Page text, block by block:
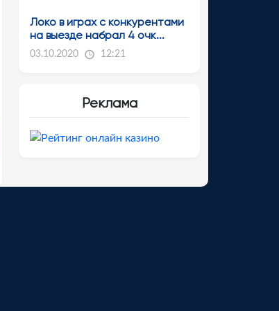
Локо в играх с конкурентами
на выезде набрал 4 очк...
03.10.2020 12:21
Реклама